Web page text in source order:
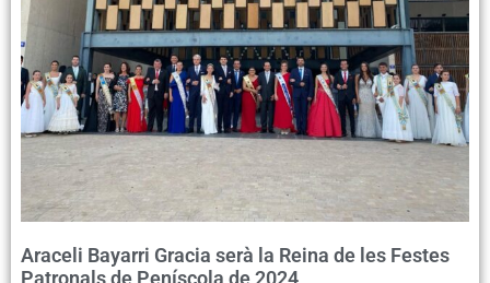
Araceli Bayarri Gracia serà la Reina de les Festes
Patronals de Peníscola de 2024